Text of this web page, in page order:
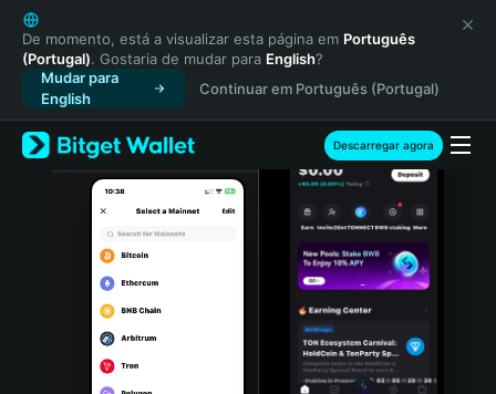
English
日本語
Tiếng Việt
Русский
Español (Latinoamérica)
Türkçe
Italiano
Português (Portugal)
Bahasa Indonesia
De momento, está a visualizar esta página em Português
(Portugal). Gostaria de mudar para English?
Mudar para
English
Continuar em Português (Portugal)
Descarregar agora